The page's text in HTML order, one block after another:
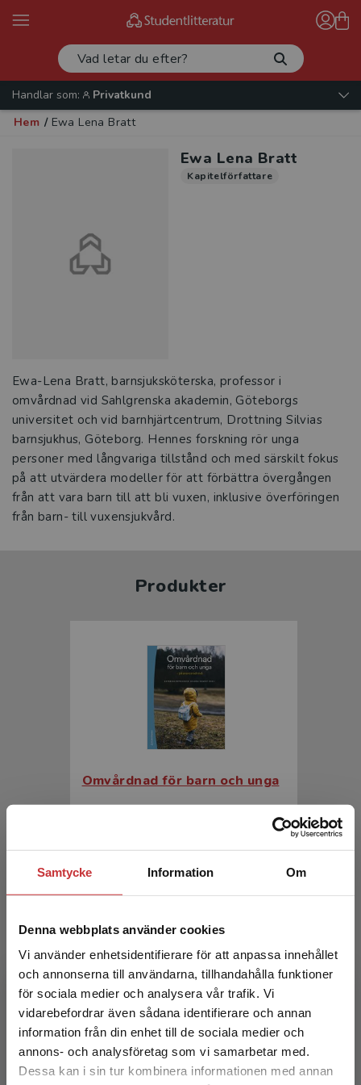
Samtycke Information Om
Denna webbplats använder cookies
Vi använder enhetsidentifierare för att anpassa innehållet
och annonserna till användarna, tillhandahålla funktioner
för sociala medier och analysera vår trafik. Vi
vidarebefordrar även sådana identifierare och annan
information från din enhet till de sociala medier och
annons- och analysföretag som vi samarbetar med.
Dessa kan i sin tur kombinera informationen med annan
Begränsad fraktregion
Handlar som:
Privatkund
Hem / Ewa Lena Bratt
Ewa Lena Bratt
Kapitelförfattare
Ewa-Lena Bratt, barnsjuksköterska, professor i
omvårdnad vid Sahlgrenska akademin, Göteborgs
universitet och vid barnhjärtcentrum, Drottning Silvias
barnsjukhus, Göteborg. Hennes forskning rör unga
personer med långvariga tillstånd och med särskilt fokus
på att utvärdera modeller för att förbättra övergången
från att vara barn till att bli vuxen, inklusive överföringen
från barn- till vuxensjukvård.
Produkter
Omvårdnad för barn och unga
Omvårdnad för barn och unga
Patriksson, K - Wigert, H (red.)